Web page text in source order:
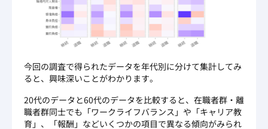
今回の調査で得られたデータを年代別に分けて集計してみ
ると、興味深いことがわかります。
20代のデータと60代のデータを比較すると、在職者群・離
職者群同士でも「ワークライフバランス」や「キャリア教
育」、「報酬」などいくつかの項目で異なる傾向がみられ